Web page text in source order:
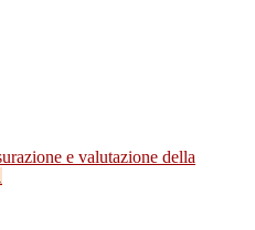
e valutazione della